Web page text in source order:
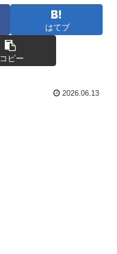
はてブ
コピー
2026.06.13